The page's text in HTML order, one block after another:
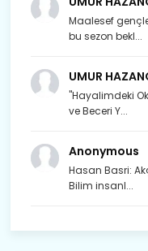
Maalesef
bu sezon bekl...
UMUR
"Hayalimdeki
ve Beceri Y...
Anonymous
Hasan Basri:
Bilim insanl...